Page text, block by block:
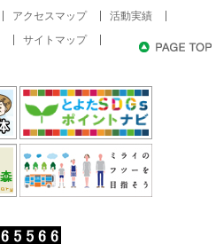
アクセスマップ
活動実績
サイトマップ